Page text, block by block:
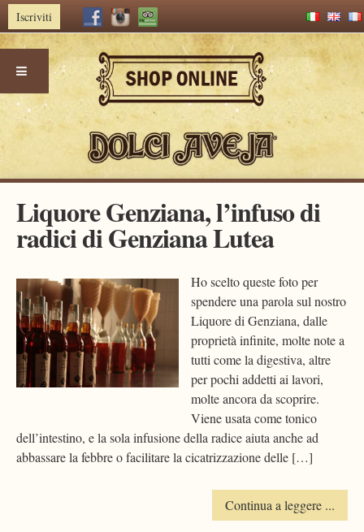
Iscriviti
Liquore Genziana, l’infuso di
radici di Genziana Lutea
Ho scelto queste foto per
spendere una parola sul nostro
Liquore di Genziana, dalle
proprietà infinite, molte note a
tutti come la digestiva, altre
per pochi addetti ai lavori,
molte ancora da scoprire.
Viene usata come tonico
dell’intestino, e la sola infusione della radice aiuta anche ad
abbassare la febbre o facilitare la cicatrizzazione delle […]
Continua a leggere ...